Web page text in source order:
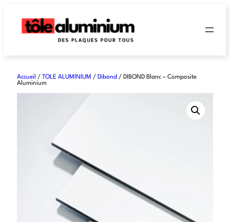
Accueil / TOLE ALUMINIUM / Dibond / DIBOND Blanc – Composite
Aluminium